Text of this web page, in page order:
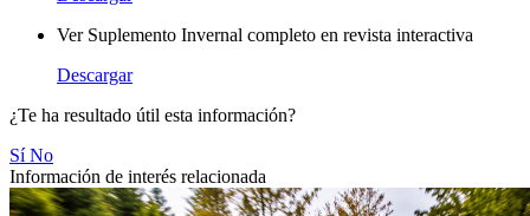
Ver Suplemento Invernal completo en revista interactiva
Descargar
¿Te ha resultado útil esta información?
SíNo
Información de interés relacionada